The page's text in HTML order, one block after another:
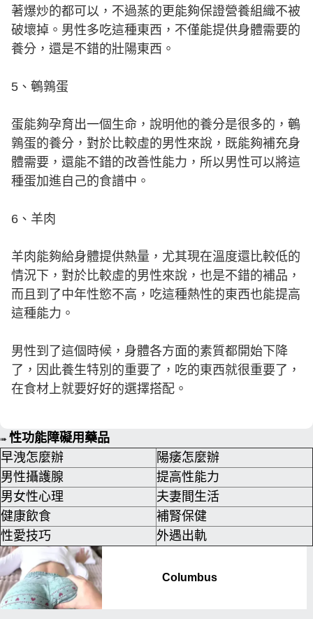
著爆炒的都可以，不過蒸的更能夠保證營養組織不被
破壞掉。男性多吃這種東西，不僅能提供身體需要的
養分，還是不錯的壯陽東西。
5、鵪鶉蛋
蛋能夠孕育出一個生命，說明他的養分是很多的，鵪
鶉蛋的養分，對於比較虛的男性來說，既能夠補充身
體需要，還能不錯的改善性能力，所以男性可以將這
種蛋加進自己的食譜中。
6、羊肉
羊肉能夠給身體提供熱量，尤其現在溫度還比較低的
情況下，對於比較虛的男性來說，也是不錯的補品，
而且到了中年性慾不高，吃這種熱性的東西也能提高
這種能力。
男性到了這個時候，身體各方面的素質都開始下降
了，因此養生特別的重要了，吃的東西就很重要了，
在食材上就要好好的選擇搭配。
➠ 性功能障礙用藥品
早洩怎麼辦
陽痿怎麼辦
男性攝護腺
提高性能力
男女性心理
夫妻間生活
健康飲食
補腎保健
性愛技巧
外遇出軌